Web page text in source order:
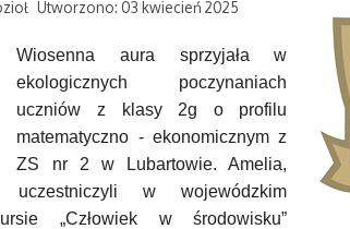
Utworzono: 03 kwiecień 2025
Wiosenna aura sprzyjała w
ekologicznych poczynaniach
uczniów z klasy 2g o profilu
matematyczno - ekonomicznym z
ZS nr 2 w Lubartowie. Amelia,
w wojewódzkim
„Człowiek w środowisku”